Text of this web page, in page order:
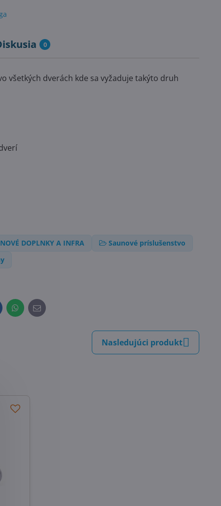
0
všetkých dverách kde sa vyžaduje takýto druh
DOPLNKY A INFRA
Saunové príslušenstvo
WhatsApp
E-
mail
Nasledujúci produkt